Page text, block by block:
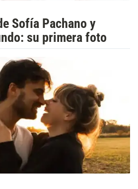
Sofía Pachano y
su primera foto